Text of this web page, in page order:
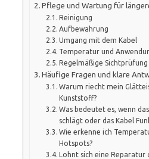
Pflege und Wartung für
Reinigung
Aufbewahrung
Umgang mit dem Kabel
Temperatur und
Regelmäßige Sichtprüfung
Häufige Fragen und klare
Warum riecht mein
Kunststoff?
Was bedeutet es, wenn
schlägt oder das Kabel
Wie erkenne ich
Hotspots?
Lohnt sich eine Reparatur